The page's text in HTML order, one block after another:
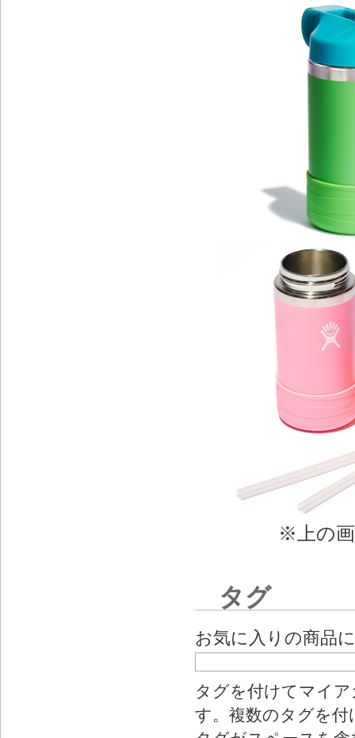
※上の
タグ
お気に入りの商品
タグを付けてマイ
す。複数のタグを